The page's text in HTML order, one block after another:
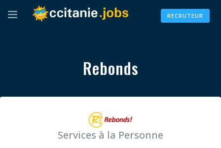
RECRUTEUR
Rebonds
Services à la Personne